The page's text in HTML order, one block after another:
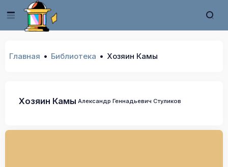
Главная Библиотека Хозяин Камы
Хозяин Камы Александр Геннадьевич Стуликов